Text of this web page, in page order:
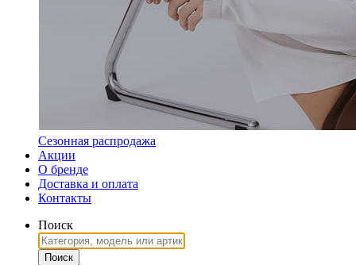
Сезонная распродажа
Акции
О бренде
Доставка и оплата
Контакты
Поиск